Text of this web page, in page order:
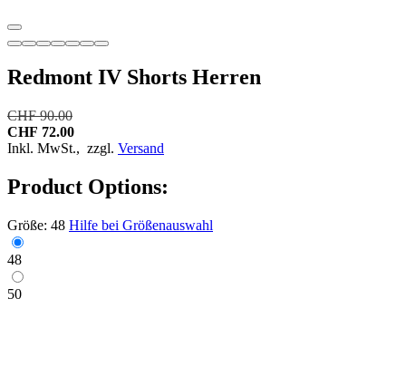
Redmont IV Shorts Herren
CHF 90.00
CHF 72.00
Inkl. MwSt., zzgl. Versand
Product Options:
Größe: 48 Hilfe bei Größenauswahl
48
50